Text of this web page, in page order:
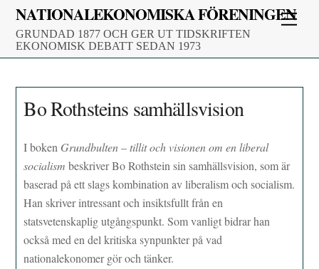
Skip
content
NATIONALEKONOMISKA FÖRENINGEN
GRUNDAD 1877 OCH GER UT TIDSKRIFTEN
EKONOMISK DEBATT SEDAN 1973
Bo Rothsteins samhällsvision
I boken Grundbulten–tillit och visionen om en liberal
socialism beskriver Bo Rothstein sin samhällsvision, som är
baserad på ett slags kombination av liberalism och socialism.
Han skriver intressant och insiktsfullt från en
statsvetenskaplig utgångspunkt. Som vanligt bidrar han
också med en del kritiska synpunkter på vad
nationalekonomer gör och tänker.